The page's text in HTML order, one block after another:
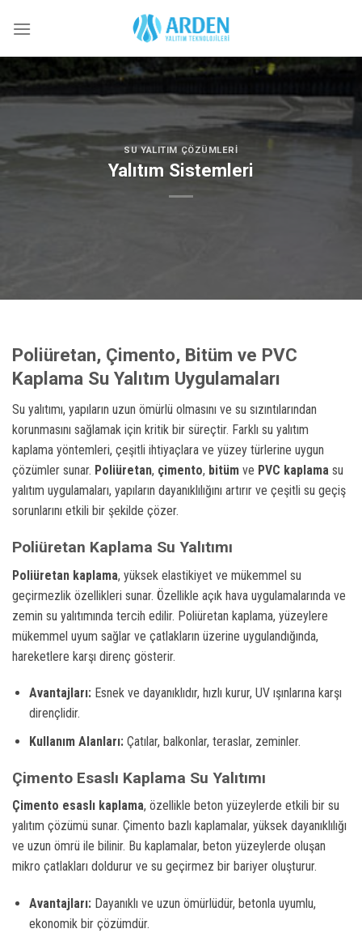
SU YALITIM ÇÖZÜMLERI
Yalıtım Sistemleri
Poliüretan, Çimento, Bitüm ve PVC
Kaplama Su Yalıtım Uygulamaları
Su yalıtımı, yapıların uzun ömürlü olmasını ve su sızıntılarından
korunmasını sağlamak için kritik bir süreçtir. Farklı su yalıtım
kaplama yöntemleri, çeşitli ihtiyaçlara ve yüzey türlerine uygun
çözümler sunar. Poliüretan, çimento, bitüm ve PVC kaplama su
yalıtım uygulamaları, yapıların dayanıklılığını artırır ve çeşitli su geçiş
sorunlarını etkili bir şekilde çözer.
Poliüretan Kaplama Su Yalıtımı
Poliüretan kaplama, yüksek elastikiyet ve mükemmel su
geçirmezlik özellikleri sunar. Özellikle açık hava uygulamalarında ve
zemin su yalıtımında tercih edilir. Poliüretan kaplama, yüzeylere
mükemmel uyum sağlar ve çatlakların üzerine uygulandığında,
hareketlere karşı direnç gösterir.
Avantajları:Esnek ve dayanıklıdır, hızlı kurur, UV ışınlarına karşı
dirençlidir.
Kullanım Alanları:Çatılar, balkonlar, teraslar, zeminler.
Çimento Esaslı Kaplama Su Yalıtımı
Çimento esaslı kaplama, özellikle beton yüzeylerde etkili bir su
yalıtım çözümü sunar. Çimento bazlı kaplamalar, yüksek dayanıklılığı
ve uzun ömrü ile bilinir. Bu kaplamalar, beton yüzeylerde oluşan
mikro çatlakları doldurur ve su geçirmez bir bariyer oluşturur.
Avantajları:Dayanıklı ve uzun ömürlüdür, betonla uyumlu,
ekonomik bir çözümdür.